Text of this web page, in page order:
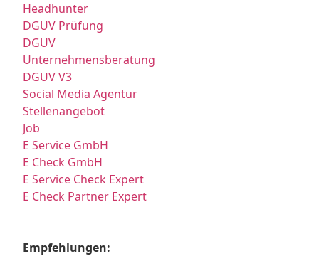
Headhunter
DGUV Prüfung
DGUV
Unternehmensberatung
DGUV V3
Social Media Agentur
Stellenangebot
Job
E Service GmbH
E Check GmbH
E Service Check Expert
E Check Partner Expert
Empfehlungen: